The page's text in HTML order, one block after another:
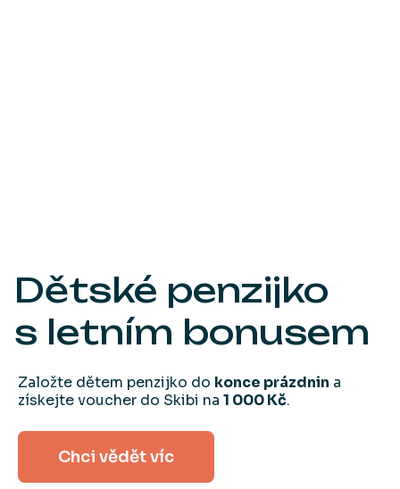
Dětské penzijko
s letním bonusem
Založte dětem penzijko do konce prázdnin a
získejte voucher do Skibi na 1 000 Kč.
Chci vědět víc